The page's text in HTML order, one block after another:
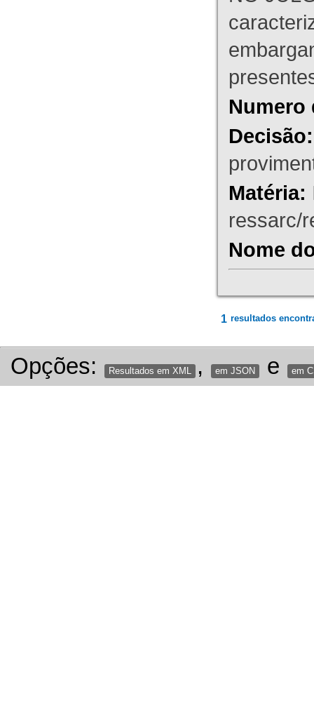
Numero
Decisão:
Matéria:
ressarc/
Nome
1 resultados
Opções: Resultados em XML , em JSON e em